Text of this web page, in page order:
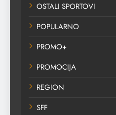
OSTALI SPORTOVI
POPULARNO
PROMO+
PROMOCIJA
REGION
SFF